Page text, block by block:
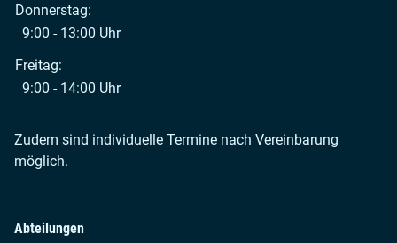
Donnerstag:
9:00 - 13:00 Uhr
Freitag:
9:00 - 14:00 Uhr
Zudem sind individuelle Termine nach Vereinbarung
möglich.
Abteilungen